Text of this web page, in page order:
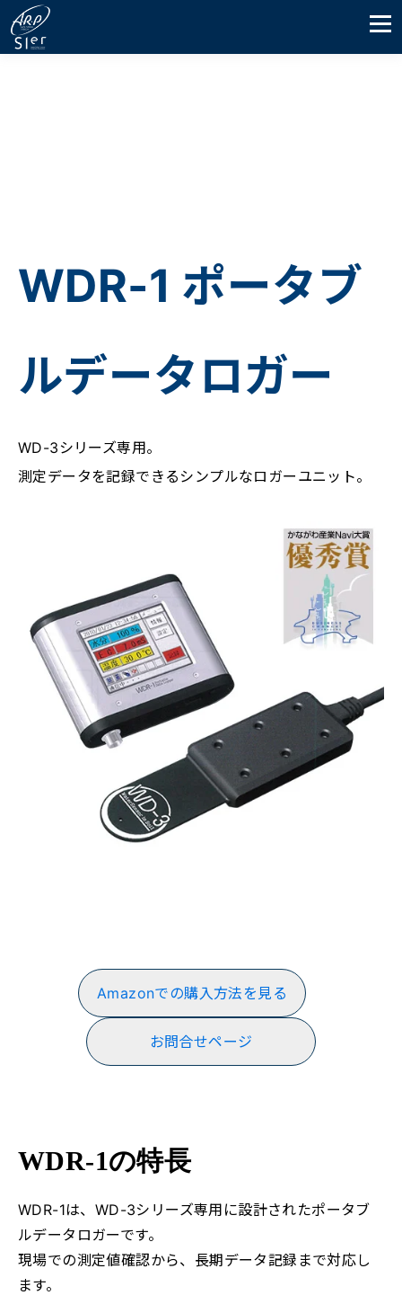
WDR-1 ポータブ
ルデータロガー
WD-3シリーズ専用。
測定データを記録できるシンプルなロガーユニット。
Amazonでの購入方法を見る
お問合せページ
WDR-1の特長
WDR-1は、WD-3シリーズ専用に設計されたポータブ
ルデータロガーです。
現場での測定値確認から、長期データ記録まで対応し
ます。